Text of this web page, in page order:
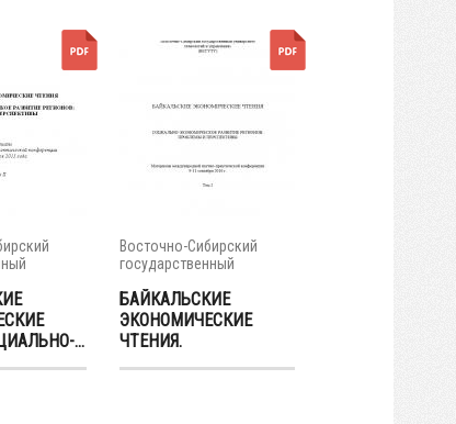
...
Восточно-Сибирский
государственный
БАЙКАЛЬСКИЕ
ЭКОНОМИЧЕСКИЕ
ЧТЕНИЯ.
СОЦИАЛЬНО-...